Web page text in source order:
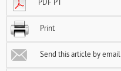
PDF PT
Print
Send this article by email